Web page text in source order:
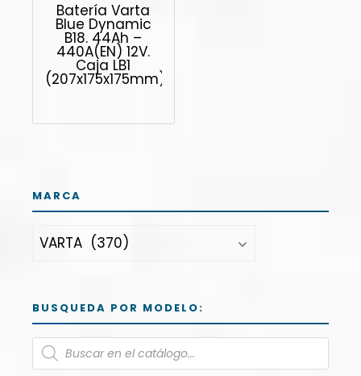
Batería Varta
Blue Dynamic
B18. 44Ah –
440A(EN) 12V.
Caja LB1
(207x175x175mm)
MARCA
BUSQUEDA POR MODELO: